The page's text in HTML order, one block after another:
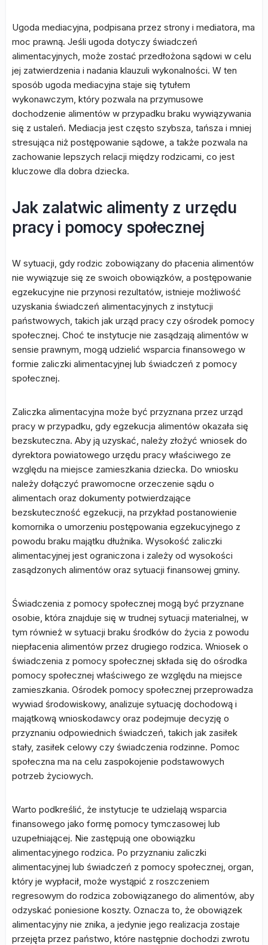
Ugoda mediacyjna, podpisana przez strony i mediatora, ma
moc prawną. Jeśli ugoda dotyczy świadczeń
alimentacyjnych, może zostać przedłożona sądowi w celu
jej zatwierdzenia i nadania klauzuli wykonalności. W ten
sposób ugoda mediacyjna staje się tytułem
wykonawczym, który pozwala na przymusowe
dochodzenie alimentów w przypadku braku wywiązywania
się z ustaleń. Mediacja jest często szybsza, tańsza i mniej
stresująca niż postępowanie sądowe, a także pozwala na
zachowanie lepszych relacji między rodzicami, co jest
kluczowe dla dobra dziecka.
Jak zalatwic alimenty z urzędu
pracy i pomocy społecznej
W sytuacji, gdy rodzic zobowiązany do płacenia alimentów
nie wywiązuje się ze swoich obowiązków, a postępowanie
egzekucyjne nie przynosi rezultatów, istnieje możliwość
uzyskania świadczeń alimentacyjnych z instytucji
państwowych, takich jak urząd pracy czy ośrodek pomocy
społecznej. Choć te instytucje nie zasądzają alimentów w
sensie prawnym, mogą udzielić wsparcia finansowego w
formie zaliczki alimentacyjnej lub świadczeń z pomocy
społecznej.
Zaliczka alimentacyjna może być przyznana przez urząd
pracy w przypadku, gdy egzekucja alimentów okazała się
bezskuteczna. Aby ją uzyskać, należy złożyć wniosek do
dyrektora powiatowego urzędu pracy właściwego ze
względu na miejsce zamieszkania dziecka. Do wniosku
należy dołączyć prawomocne orzeczenie sądu o
alimentach oraz dokumenty potwierdzające
bezskuteczność egzekucji, na przykład postanowienie
komornika o umorzeniu postępowania egzekucyjnego z
powodu braku majątku dłużnika. Wysokość zaliczki
alimentacyjnej jest ograniczona i zależy od wysokości
zasądzonych alimentów oraz sytuacji finansowej gminy.
Świadczenia z pomocy społecznej mogą być przyznane
osobie, która znajduje się w trudnej sytuacji materialnej, w
tym również w sytuacji braku środków do życia z powodu
niepłacenia alimentów przez drugiego rodzica. Wniosek o
świadczenia z pomocy społecznej składa się do ośrodka
pomocy społecznej właściwego ze względu na miejsce
zamieszkania. Ośrodek pomocy społecznej przeprowadza
wywiad środowiskowy, analizuje sytuację dochodową i
majątkową wnioskodawcy oraz podejmuje decyzję o
przyznaniu odpowiednich świadczeń, takich jak zasiłek
stały, zasiłek celowy czy świadczenia rodzinne. Pomoc
społeczna ma na celu zaspokojenie podstawowych
potrzeb życiowych.
Warto podkreślić, że instytucje te udzielają wsparcia
finansowego jako formę pomocy tymczasowej lub
uzupełniającej. Nie zastępują one obowiązku
alimentacyjnego rodzica. Po przyznaniu zaliczki
alimentacyjnej lub świadczeń z pomocy społecznej, organ,
który je wypłacił, może wystąpić z roszczeniem
regresowym do rodzica zobowiązanego do alimentów, aby
odzyskać poniesione koszty. Oznacza to, że obowiązek
alimentacyjny nie znika, a jedynie jego realizacja zostaje
przejęta przez państwo, które następnie dochodzi zwrotu